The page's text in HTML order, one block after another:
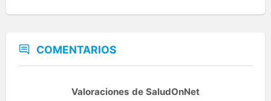
COMENTARIOS
Valoraciones de SaludOnNet